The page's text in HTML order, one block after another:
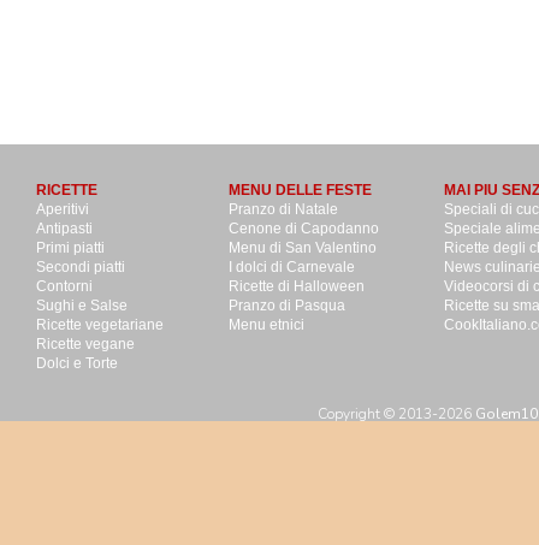
RICETTE
Aperitivi
Antipasti
Primi piatti
Secondi piatti
Contorni
Sughi e Salse
Ricette vegetariane
Ricette vegane
Dolci e Torte
MENU DELLE FESTE
Pranzo di Natale
Cenone di Capodanno
Menu di San Valentino
I dolci di Carnevale
Ricette di Halloween
Pranzo di Pasqua
Menu etnici
MAI PIU
Speciali di
Speciale
Ricette degli
News
Videocorsi di
Ricette su
Copyright © 2013-2026